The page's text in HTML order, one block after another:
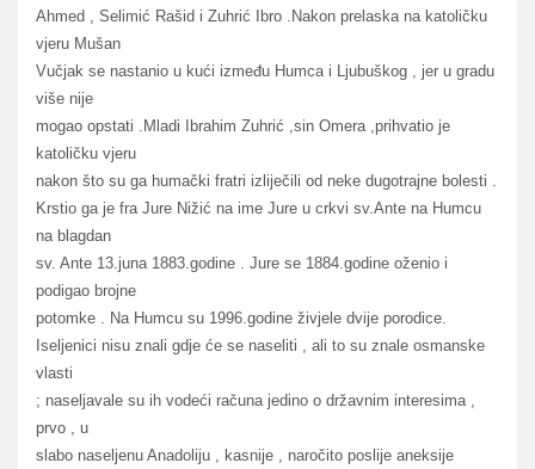
Ahmed , Selimić Rašid i Zuhrić Ibro .Nakon prelaska na katoličku
vjeru Mušan
Vučjak se nastanio u kući između Humca i Ljubuškog , jer u gradu
više nije
mogao opstati .Mladi Ibrahim Zuhrić ,sin Omera ,prihvatio je
katoličku vjeru
nakon što su ga humački fratri izliječili od neke dugotrajne bolesti .
Krstio ga je fra Jure Nižić na ime Jure u crkvi sv.Ante na Humcu
na blagdan
sv. Ante 13.juna 1883.godine . Jure se 1884.godine oženio i
podigao brojne
potomke . Na Humcu su 1996.godine živjele dvije porodice.
Iseljenici nisu znali gdje će se naseliti , ali to su znale osmanske
vlasti
; naseljavale su ih vodeći računa jedino o državnim interesima ,
prvo , u
slabo naseljenu Anadoliju , kasnije , naročito poslije aneksije